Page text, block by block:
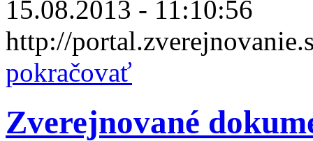
15.08.2013 - 11:10:56
http://
pokračovať
Zverejnované